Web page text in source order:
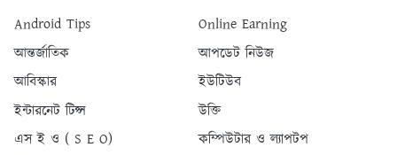
Android Tips
Online Earning
আন্তর্জাতিক
আপডেট নিউজ
আবিস্কার
ইউটিউব
ইন্টারনেট টিপ্স
উক্তি
এস ই ও ( S E O)
কম্পিউটার ও ল্যাপটপ